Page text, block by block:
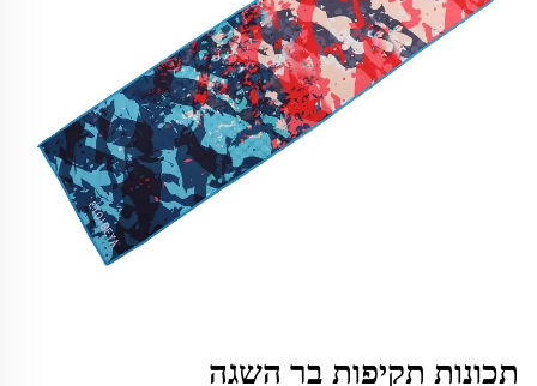
תכונות תקיפות בר השגה